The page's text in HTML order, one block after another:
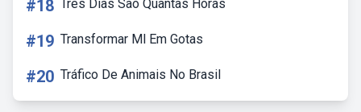
#18 Tres Dias Sao Quantas Horas
#19 Transformar Ml Em Gotas
#20 Tráfico De Animais No Brasil